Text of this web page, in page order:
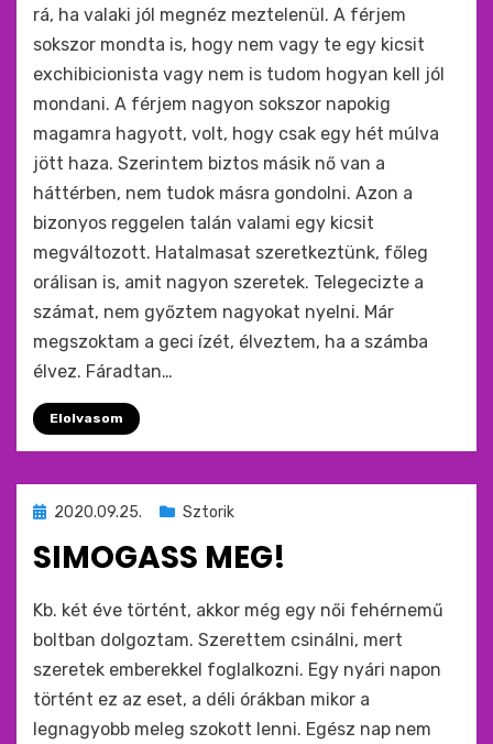
rá, ha valaki jól megnéz meztelenül. A férjem
sokszor mondta is, hogy nem vagy te egy kicsit
exchibicionista vagy nem is tudom hogyan kell jól
mondani. A férjem nagyon sokszor napokig
magamra hagyott, volt, hogy csak egy hét múlva
jött haza. Szerintem biztos másik nő van a
háttérben, nem tudok másra gondolni. Azon a
bizonyos reggelen talán valami egy kicsit
megváltozott. Hatalmasat szeretkeztünk, főleg
orálisan is, amit nagyon szeretek. Telegecizte a
számat, nem győztem nagyokat nyelni. Már
megszoktam a geci ízét, élveztem, ha a számba
élvez. Fáradtan…
Elolvasom
Beküldve
:
2020.09.25. Sztorik
SIMOGASS MEG!
by monkey
Kb. két éve történt, akkor még egy női fehérnemű
boltban dolgoztam. Szerettem csinálni, mert
szeretek emberekkel foglalkozni. Egy nyári napon
történt ez az eset, a déli órákban mikor a
legnagyobb meleg szokott lenni. Egész nap nem